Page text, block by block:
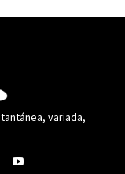
variada,